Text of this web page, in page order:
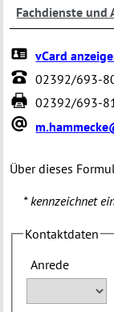
Fachdienste und
vCard
02392/693-
02392/693-
Über dieses
* kennzeichnet
Kontaktdaten
Anrede